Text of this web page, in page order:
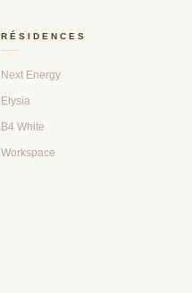
RÉSIDENCES
Next Energy
Elysia
B4 White
Workspace